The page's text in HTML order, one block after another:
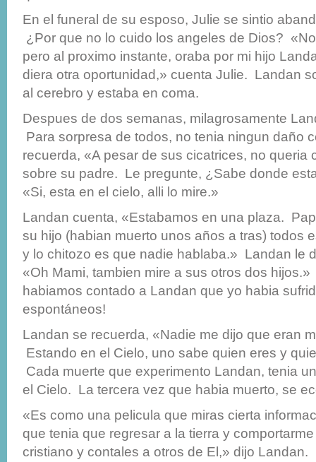
En el funeral de su esposo, Julie se sintio
¿Por que no lo cuido los angeles de Dios?
pero al proximo instante, oraba por mi hijo
diera otra oportunidad,» cuenta Julie. Landan
al cerebro y estaba en coma.
Despues de dos semanas, milagrosamente
Para sorpresa de todos, no tenia ningun daño
recuerda, «A pesar de sus cicatrices, no queria
sobre su padre. Le pregunte, ¿Sabe donde
«Si, esta en el cielo, alli lo mire.»
Landan cuenta, «Estabamos en una plaza.
su hijo (habian muerto unos años a tras) todos
y lo chitozo es que nadie hablaba.» Landan le
«Oh Mami, tambien mire a sus otros dos
habiamos contado a Landan que yo habia
espontáneos!
Landan se recuerda, «Nadie me dijo que eran
Estando en el Cielo, uno sabe quien eres y
Cada muerte que experimento Landan, tenia
el Cielo. La tercera vez que habia muerto, se
«Es como una pelicula que miras cierta
que tenia que regresar a la tierra y
cristiano y contales a otros de El,» dijo Landan.